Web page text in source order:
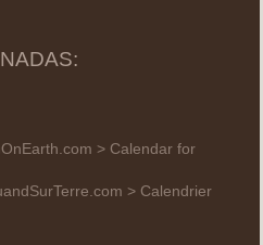
> Calendar for
> Calendrier